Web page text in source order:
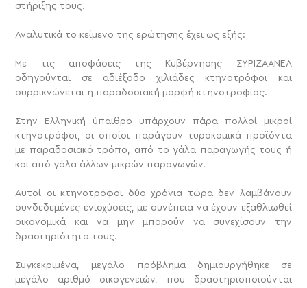
στήριξης τους.
Αναλυτικά το κείμενο της ερώτησης έχει ως εξής:
Με τις αποφάσεις της Κυβέρνησης ΣΥΡΙΖΑΑΝΕΛ
οδηγούνται σε αδιέξοδο χιλιάδες κτηνοτρόφοι και
συρρικνώνεται η παραδοσιακή μορφή κτηνοτροφίας.
Στην Ελληνική ύπαιθρο υπάρχουν πάρα πολλοί μικροί
κτηνοτρόφοι, οι οποίοι παράγουν τυροκομικά προϊόντα
με παραδοσιακό τρόπο, από το γάλα παραγωγής τους ή
και από γάλα άλλων μικρών παραγωγών.
Αυτοί οι κτηνοτρόφοι δύο χρόνια τώρα δεν λαμβάνουν
συνδεδεμένες ενισχύσεις, με συνέπεια να έχουν εξαθλιωθεί
οικονομικά και να μην μπορούν να συνεχίσουν την
δραστηριότητα τους.
Συγκεκριμένα, μεγάλο πρόβλημα δημιουργήθηκε σε
μεγάλο αριθμό οικογενειών, που δραστηριοποιούνται